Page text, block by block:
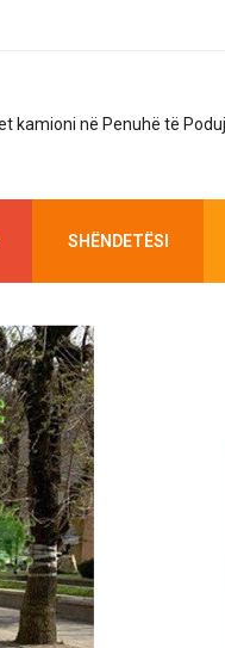
kamioni në Penuhë të
SHËNDETËSI